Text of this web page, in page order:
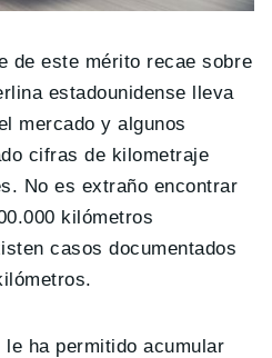
de este mérito recae sobre
estadounidense lleva
mercado y algunos
cifras de kilometraje
No es extraño encontrar
kilómetros
casos documentados
ha permitido acumular